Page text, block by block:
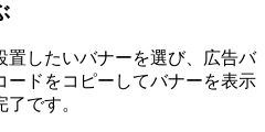
置したいバナーを選び、広告バ
ードをコピーしてバナーを表示
です。